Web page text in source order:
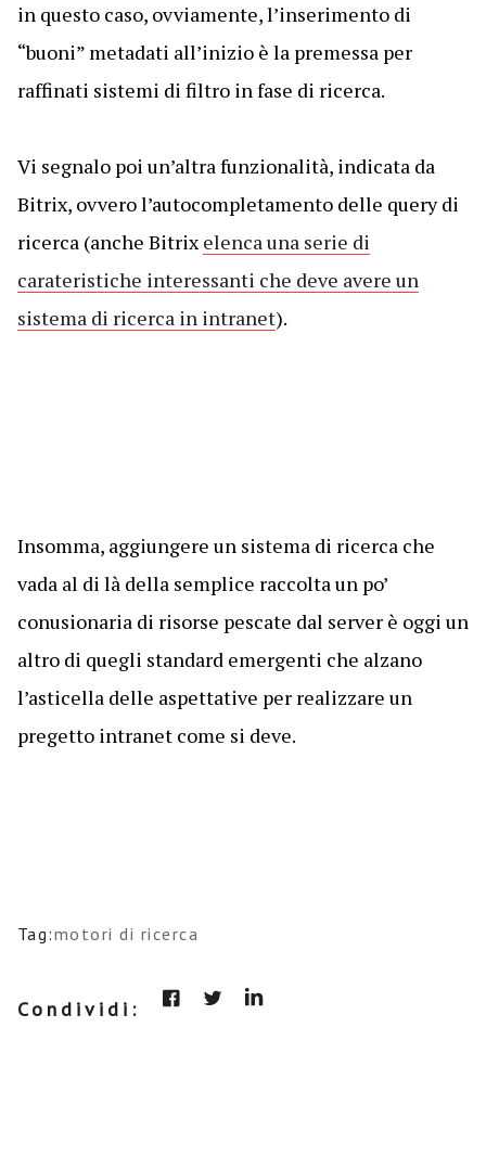
in questo caso, ovviamente, l’inserimento di
“buoni” metadati all’inizio è la premessa per
raffinati sistemi di filtro in fase di ricerca.
Vi segnalo poi un’altra funzionalità, indicata da
Bitrix, ovvero l’autocompletamento delle query di
ricerca (anche Bitrix elenca una serie di
carateristiche interessanti che deve avere un
sistema di ricerca in intranet).
Insomma, aggiungere un sistema di ricerca che
vada al di là della semplice raccolta un po’
conusionaria di risorse pescate dal server è oggi un
altro di quegli standard emergenti che alzano
l’asticella delle aspettative per realizzare un
pregetto intranet come si deve.
Tag:motori di ricerca
Condividi: